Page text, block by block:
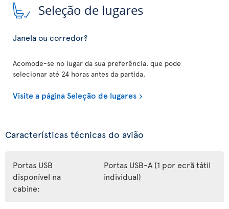
Seleção de lugares
Janela ou corredor?
Acomode-se no lugar da sua preferência, que pode
selecionar até 24 horas antes da partida.
Visite a página Seleção de lugares
Características técnicas do avião
Portas USB
disponível na
cabine:
Portas USB-A (1 por ecrã tátil
individual)